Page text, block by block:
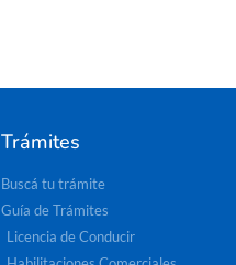
Trámites
Buscá tu trámite
Guía de Trámites
Licencia de Conducir